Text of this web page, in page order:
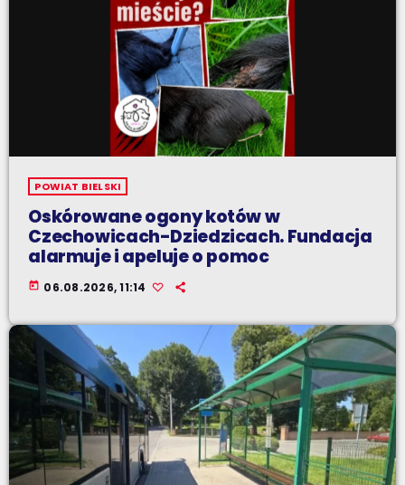
POWIAT BIELSKI
Oskórowane ogony kotów w
Czechowicach-Dziedzicach. Fundacja
alarmuje i apeluje o pomoc
today 06.08.2026, 11:14